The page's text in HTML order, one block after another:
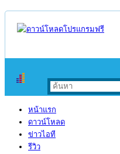
หน้าแรก
ดาวน์โหลด
ข่าวไอที
รีวิว